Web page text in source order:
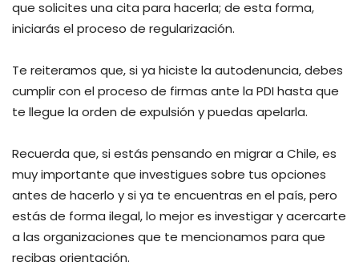
que solicites una cita para hacerla; de esta forma,
iniciarás el proceso de regularización.
Te reiteramos que, si ya hiciste la autodenuncia, debes
cumplir con el proceso de firmas ante la PDI hasta que
te llegue la orden de expulsión y puedas apelarla.
Recuerda que, si estás pensando en migrar a Chile, es
muy importante que investigues sobre tus opciones
antes de hacerlo y si ya te encuentras en el país, pero
estás de forma ilegal, lo mejor es investigar y acercarte
a las organizaciones que te mencionamos para que
recibas orientación.